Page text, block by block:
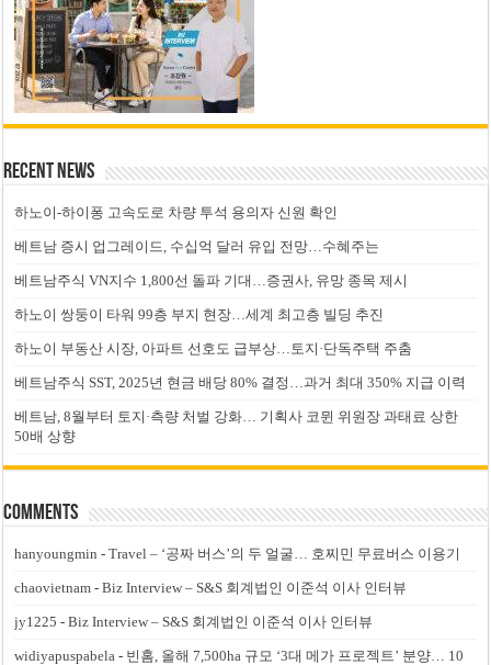
Recent News
하노이-하이퐁 고속도로 차량 투석 용의자 신원 확인
베트남 증시 업그레이드, 수십억 달러 유입 전망…수혜주는
베트남주식 VN지수 1,800선 돌파 기대…증권사, 유망 종목 제시
하노이 쌍둥이 타워 99층 부지 현장…세계 최고층 빌딩 추진
하노이 부동산 시장, 아파트 선호도 급부상…토지·단독주택 주춤
베트남주식 SST, 2025년 현금 배당 80% 결정…과거 최대 350% 지급 이력
베트남, 8월부터 토지·측량 처벌 강화… 기획사 코뮌 위원장 과태료 상한
50배 상향
Comments
hanyoungmin -Travel – ‘공짜 버스’의 두 얼굴… 호찌민 무료버스 이용기
chaovietnam -Biz Interview – S&S 회계법인 이준석 이사 인터뷰
jy1225 -Biz Interview – S&S 회계법인 이준석 이사 인터뷰
widiyapuspabela - 빈홈, 올해 7,500ha 규모 ‘3대 메가 프로젝트’ 분양… 10